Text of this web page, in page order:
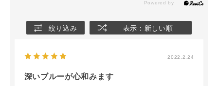
絞り込み 表示：新しい順
2022.2.24
深いブルーが心和みます